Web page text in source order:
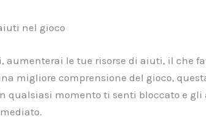
nel gioco
aumenterai le tue risorse di aiuti, il che
migliore comprensione del gioco,
qualsiasi momento ti senti bloccato e